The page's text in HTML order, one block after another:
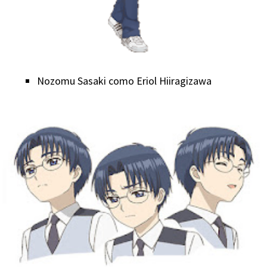
Nozomu Sasaki como Eriol Hiiragizawa